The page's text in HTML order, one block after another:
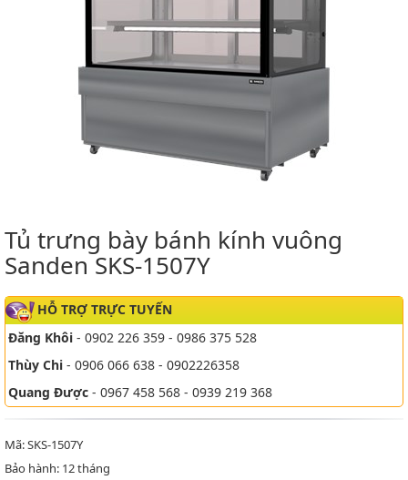
Tủ trưng bày bánh kính vuông
Sanden SKS-1507Y
HỖ TRỢ TRỰC TUYẾN
Đăng Khôi - 0902 226 359 - 0986 375 528
Thùy Chi - 0906 066 638 - 0902226358
Quang Được - 0967 458 568 - 0939 219 368
Mã: SKS-1507Y
Bảo hành: 12 tháng